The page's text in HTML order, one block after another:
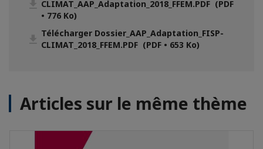
CLIMAT_AAP_Adaptation_2018_FFEM.PDF (PDF
• 776 Ko)
Télécharger Dossier_AAP_Adaptation_FISP-
CLIMAT_2018_FFEM.PDF (PDF • 653 Ko)
Articles sur le même thème